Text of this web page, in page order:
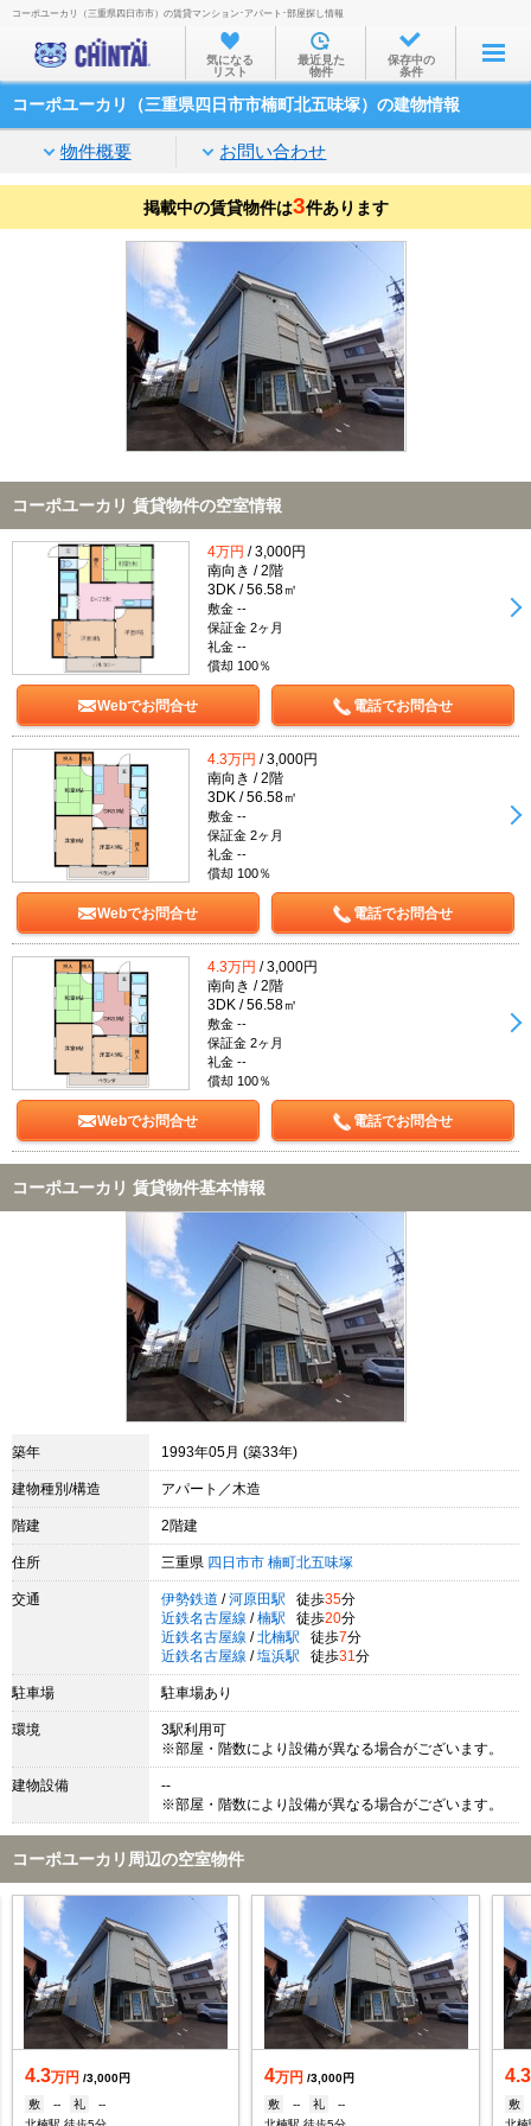
お部屋を探す
沿線・駅から
家賃相場から
通勤通学時間から
不動産会社から
TOP
コーポユーカリ（三重県四日市市）の賃貸マンション･アパート･部屋探し情報
気になる
リスト
最近見た
物件
保存中の
条件
コーポユーカリ（三重県四日市市楠町北五味塚）の建物情報
物件概要 お問い合わせ
掲載中の賃貸物件は3件あります
コーポユーカリ 賃貸物件の空室情報
4万円 / 3,000円
南向き / 2階
3DK / 56.58㎡
敷金 --
保証金 2ヶ月
礼金 --
償却 100％
Webでお問合せ 電話でお問合せ
4.3万円 / 3,000円
南向き / 2階
3DK / 56.58㎡
敷金 --
保証金 2ヶ月
礼金 --
償却 100％
Webでお問合せ 電話でお問合せ
4.3万円 / 3,000円
南向き / 2階
3DK / 56.58㎡
敷金 --
保証金 2ヶ月
礼金 --
償却 100％
Webでお問合せ 電話でお問合せ
コーポユーカリ 賃貸物件基本情報
築年 1993年05月 (築33年)
建物種別/構造 アパート／木造
階建 2階建
住所 三重県 四日市市 楠町北五味塚
交通 伊勢鉄道 / 河原田駅 徒歩35分
近鉄名古屋線 / 楠駅 徒歩20分
近鉄名古屋線 / 北楠駅 徒歩7分
近鉄名古屋線 / 塩浜駅 徒歩31 分
駐車場 駐車場あり
環境
3駅利用可
※部屋・階数により設備が異なる場合がございます。
建物設備
--
※部屋・階数により設備が異なる場合がございます。
コーポユーカリ周辺の空室物件
4.3万円 /3,000円
敷
-- 礼
--
4万円 /3,000円
敷
-- 礼
--
4.3
敷